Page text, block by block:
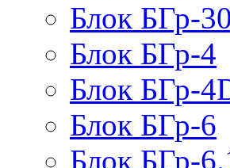
Блок БГр-
Блок БГр-4
Блок БГр-
Блок БГр-6
Блок БГр-